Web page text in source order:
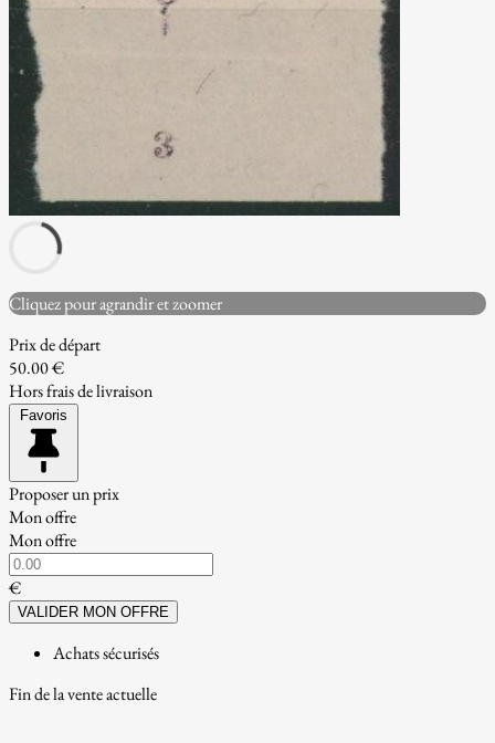
Cliquez pour agrandir et zoomer
Prix de départ
50.00 €
Hors frais de livraison
Favoris
Proposer un prix
Mon offre
Mon offre
€
VALIDER MON OFFRE
Achats sécurisés
Fin de la vente actuelle